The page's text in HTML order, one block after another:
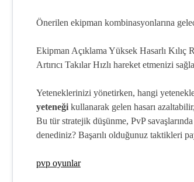
Önerilen ekipman kombinasyonlarına
Ekipman Açıklama Yüksek Hasarlı Kılıç
Artırıcı Takılar Hızlı hareket etmenizi
Yeteneklerinizi yönetirken, hangi
yeteneği kullanarak gelen hasarı
Bu tür stratejik düşünme, PvP
denediniz? Başarılı olduğunuz taktikleri
pvp oyunlar